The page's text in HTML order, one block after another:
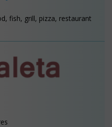
fish, grill, pizza, restaurant